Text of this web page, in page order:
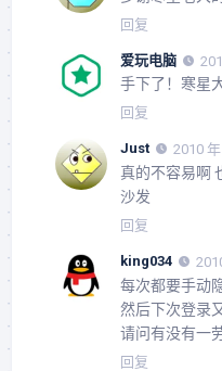
回复
爱玩电脑
手下了！寒星
回复
Just 2010
真的不容易啊
沙发
回复
king034
每次都要手动
然后下次登录
请问有没有一
回复